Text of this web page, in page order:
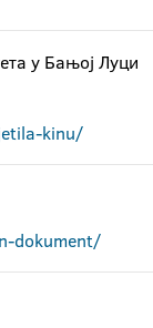
у Бањој Луци
kinu/
dokument/